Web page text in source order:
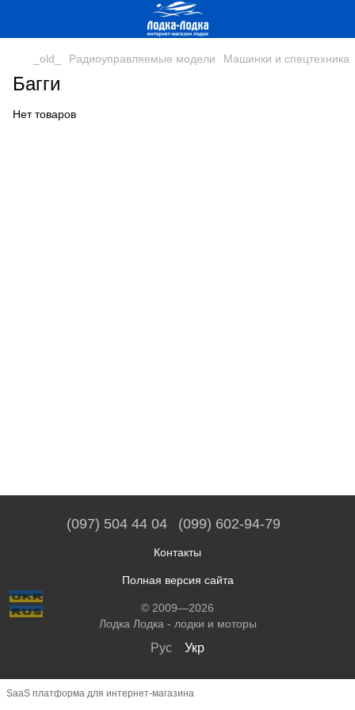
_old_ Радиоуправляемые модели Машинки и спецтехника
Багги
Нет товаров
(097) 504 44 04 (099) 602-94-79
Контакты
Полная версия сайта
© 2009—2026
Лодка Лодка - лодки и моторы
Рус Укр
SaaS платформа для интернет-магазина